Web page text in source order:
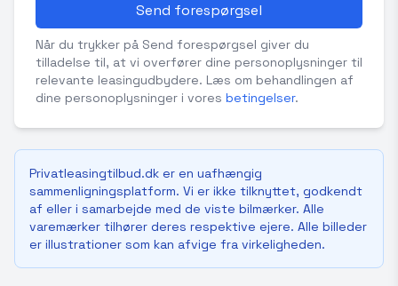
Send forespørgsel
Når du trykker på Send forespørgsel giver du
tilladelse til, at vi overfører dine personoplysninger til
relevante leasingudbydere. Læs om behandlingen af
dine personoplysninger i vores betingelser.
Privatleasingtilbud.dk er en uafhængig
sammenligningsplatform. Vi er ikke tilknyttet, godkendt
af eller i samarbejde med de viste bilmærker. Alle
varemærker tilhører deres respektive ejere. Alle billeder
er illustrationer som kan afvige fra virkeligheden.